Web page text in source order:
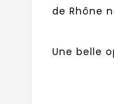
de Rhône
Une belle